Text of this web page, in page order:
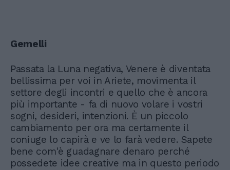
Gemelli
Passata la Luna negativa, Venere è diventata
bellissima per voi in Ariete, movimenta il
settore degli incontri e quello che è ancora
più importante - fa di nuovo volare i vostri
sogni, desideri, intenzioni. È un piccolo
cambiamento per ora ma certamente il
coniuge lo capirà e ve lo farà vedere. Sapete
bene com'è guadagnare denaro perché
possedete idee creative ma in questo periodo